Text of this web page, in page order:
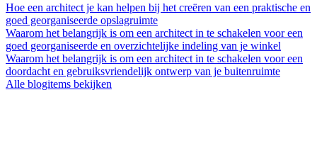
Hoe een architect je kan helpen bij het creëren van een praktische en
goed georganiseerde opslagruimte
Waarom het belangrijk is om een architect in te schakelen voor een
goed georganiseerde en overzichtelijke indeling van je winkel
Waarom het belangrijk is om een architect in te schakelen voor een
doordacht en gebruiksvriendelijk ontwerp van je buitenruimte
Alle blogitems bekijken